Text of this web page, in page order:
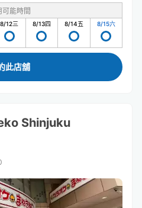
可能時間
8/12三 8/13四 8/14五 8/15六
此店舖
Shinjuku